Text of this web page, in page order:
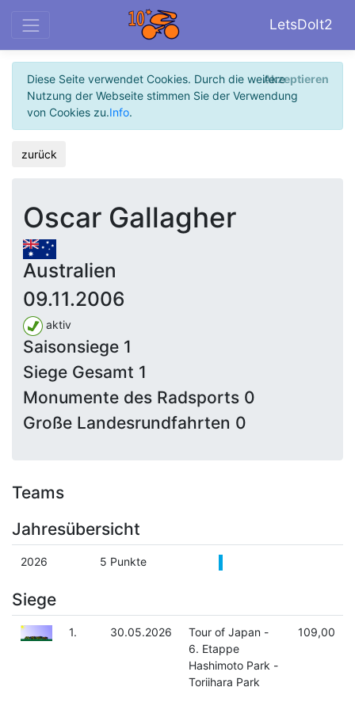
LetsDoIt2
Diese Seite verwendet Cookies. Durch die weitere
Nutzung der Webseite stimmen Sie der Verwendung
von Cookies zu.Info.
Akzeptieren
zurück
Oscar Gallagher
Australien
09.11.2006
aktiv
Saisonsiege 1
Siege Gesamt 1
Monumente des Radsports 0
Große Landesrundfahrten 0
Teams
Jahresübersicht
2026 5 Punkte
Siege
1. 30.05.2026
Tour of Japan -
6. Etappe
Hashimoto Park -
Toriihara Park
109,00